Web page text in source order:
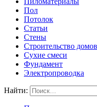
Пол
Потолок
Статьи
Стены
Строительство домов
Сухие смеси
Фундамент
Электропроводка
Найти: